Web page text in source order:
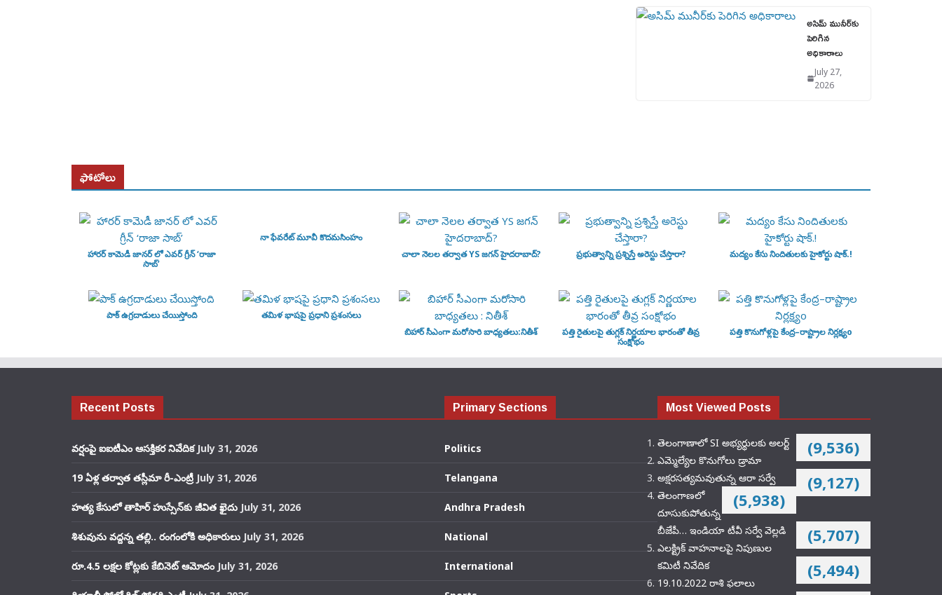
అసిమ్ మునీర్‌కు
పెరిగిన
అధికారాలు
July 27,
2026
ఫోటోలు
హారర్ కామెడీ జానర్ లో ఎవర్ గ్రీన్ ‘రాజా
సాబ్’
నా ఫేవరేట్ మూవీ కొదమసింహం
చాలా నెలల తర్వాత YS జగన్ హైదరాబాద్?
ప్రభుత్వాన్ని ప్రశ్నిస్తే అరెస్టు చేస్తారా? మద్యం కేసు నిందితులకు హైకోర్టు షాక్.!
పాక్ ఉగ్రదాడులు చేయిస్తోంది
తమిళ భాషపై ప్రధాని ప్రశంసలు
బిహార్ సీఎంగా మరోసారి బాధ్యతలు:నితీశ్
పత్తి రైతులపై తుగ్లక్‌ నిర్ణయాల భారంతో తీవ్ర
సంక్షోభం
పత్తి కొనుగోళ్లపై కేంద్ర–రాష్ట్రాల నిర్లక్ష్యo
Recent Posts
వర్షంపై ఐఐటీఎం ఆసక్తికర నివేదిక July 31, 2026
19 ఏళ్ల తర్వాత తస్లీమా రీ-ఎంట్రీ July 31, 2026
హత్య కేసులో తాహిర్ హుస్సేన్‌కు జీవిత ఖైదు July 31, 2026
శిశువును వద్దన్న తల్లి.. రంగంలోకి అధికారులు July 31, 2026
రూ.4.5 లక్షల కోట్లకు కేబినెట్ ఆమోదం July 31, 2026
Primary Sections
Politics
Telangana
Andhra Pradesh
National
International
Most Viewed Posts
తెలంగాణాలో SI అభ్యర్థులకు అలర్ట్ (9,536)
ఎమ్మెల్యేల కొనుగోలు డ్రామా
(9,127)
అక్షరసత్యమవుతున్న ఆరా సర్వే
(5,938)
తెలంగాణలో
దూసుకుపోతున్న
బీజేపీ… ఇండియా టీవీ సర్వే వెల్లడి
(5,707)
ఎలక్ట్రిక్‌ వాహనాలపై నిపుణుల
కమిటీ నివేదిక
(5,494)
19.10.2022 రాశి ఫలాలు